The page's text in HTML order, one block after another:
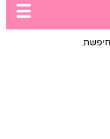
☰